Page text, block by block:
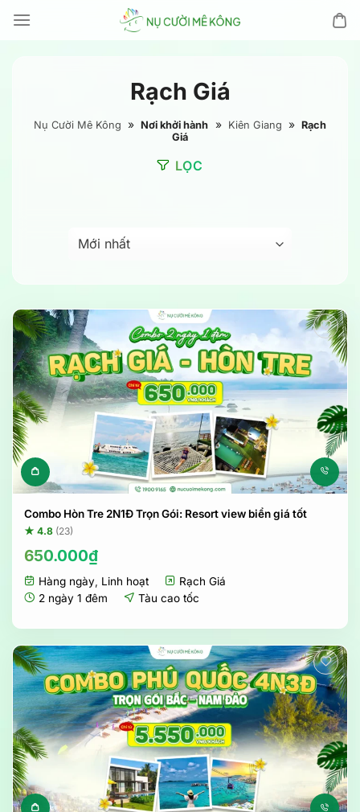
đến
Rạch Giá
Nụ Cười Mê Kông » Nơi khởi hành » Kiên Giang » Rạch
Giá
LỌC
Combo Hòn Tre 2N1Đ Trọn Gói: Resort view biển giá tốt
★ 4.8 (23)
650.000₫
Hàng ngày, Linh hoạt
Rạch Giá
2 ngày 1 đêm
Tàu cao tốc